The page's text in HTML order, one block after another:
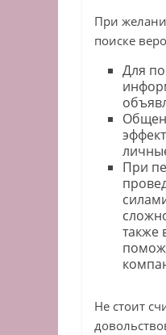
При
поиске
Для
При
также
Не стоит